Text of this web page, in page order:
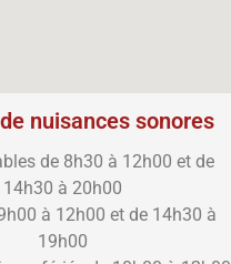
nuisances sonores
de 8h30 à 12h00 et de
14h30 à 20h00
à 12h00 et de 14h30 à
19h00